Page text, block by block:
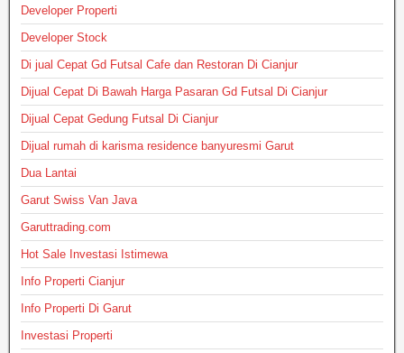
Developer Properti
Developer Stock
Di jual Cepat Gd Futsal Cafe dan Restoran Di Cianjur
Dijual Cepat Di Bawah Harga Pasaran Gd Futsal Di Cianjur
Dijual Cepat Gedung Futsal Di Cianjur
Dijual rumah di karisma residence banyuresmi Garut
Dua Lantai
Garut Swiss Van Java
Garuttrading.com
Hot Sale Investasi Istimewa
Info Properti Cianjur
Info Properti Di Garut
Investasi Properti